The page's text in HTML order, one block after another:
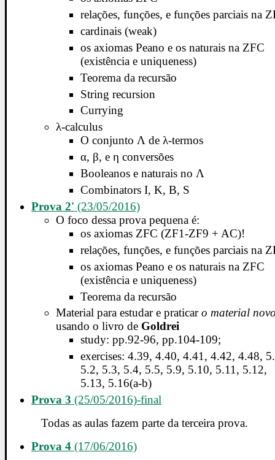
relações, funções, e funções parciais na
cardinais (weak)
os axiomas Peano e os naturais na ZFC
(existência e uniqueness)
Teorema da recursão
String recursion
Currying
λ-calculus
O conjunto Λ de λ-termos
α, β, e η conversões
Booleanos e naturais no Λ
Combinators I, K, B, S
Prova 2' (23/05/2016)
O foco dessa prova pequena é:
os axiomas ZFC (ZF1-ZF9 + AC)!
relações, funções, e funções parciais na
os axiomas Peano e os naturais na ZFC
(existência e uniqueness)
Teorema da recursão
Material para estudar e praticaro material
usando o livro de Goldrei
study: pp.92-96, pp.104-109;
exercises: 4.39, 4.40, 4.41, 4.42, 4.48,
5.2, 5.3, 5.4, 5.5, 5.9, 5.10, 5.11, 5.12,
5.13, 5.16(a-b)
Prova 3 (25/05/2016)-final
Todas as aulas fazem parte da terceira prova.
Prova 4 (17/06/2016)